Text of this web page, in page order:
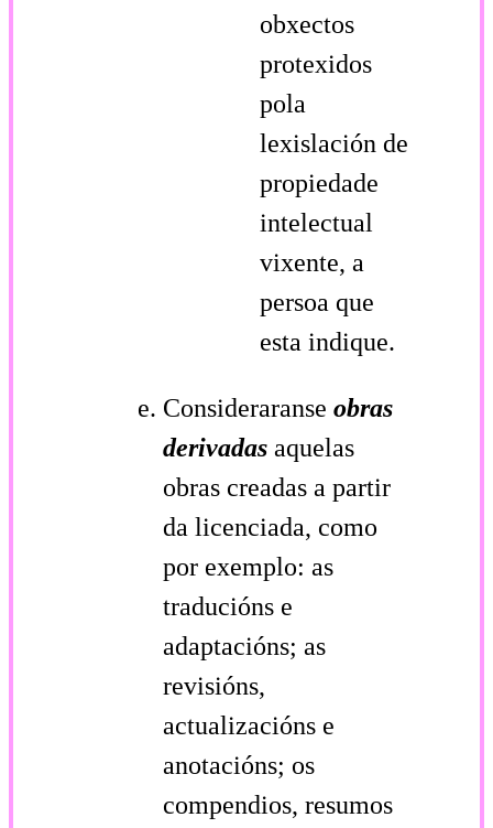
obxectos
protexidos
pola
lexislación de
propiedade
intelectual
vixente, a
persoa que
esta indique.
Consideraranse obras
derivadas aquelas
obras creadas a partir
da licenciada, como
por exemplo: as
traducións e
adaptacións; as
revisións,
actualizacións e
anotacións; os
compendios, resumos